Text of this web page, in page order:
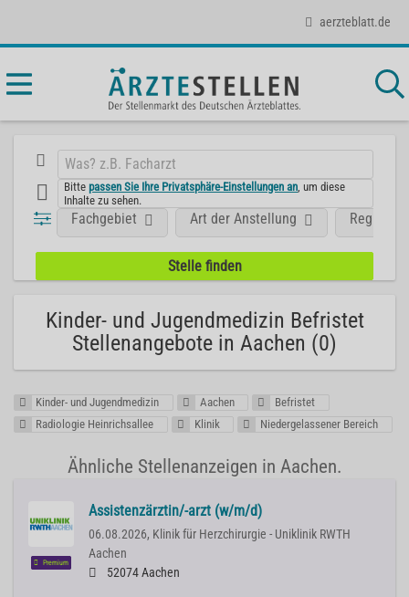
aerzteblatt.de
Bittepassen Sie Ihre Privatsphäre-Einstellungen an , um diese
Inhalte zu sehen.
Fachgebiet Art der Anstellung Region
Kinder- und Jugendmedizin Befristet
Stellenangebote in Aachen (0)
Kinder- und Jugendmedizin Aachen
Befristet
Radiologie Heinrichsallee
Klinik Niedergelassener Bereich
Ähnliche Stellenanzeigen in Aachen.
Premium
Assistenzärztin/-arzt (w/m/d)
06.08.2026, Klinik für Herzchirurgie - Uniklinik RWTH
Aachen
52074 Aachen